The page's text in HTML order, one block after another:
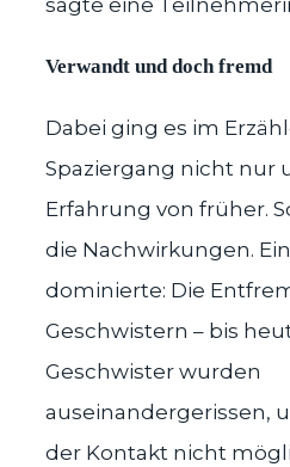
sagte eine
Verwandt und doch fremd
Dabei ging es im
Spaziergang nicht nur
Erfahrung von früher.
die Nachwirkungen.
dominierte: Die
Geschwistern – bis
Geschwister wurden
auseinandergerissen,
der Kontakt nicht